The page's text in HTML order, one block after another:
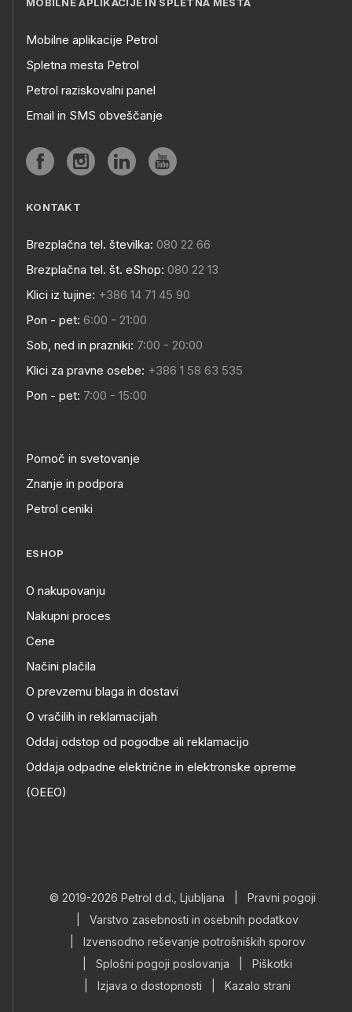
Mobilne aplikacije Petrol
Spletna mesta Petrol
Petrol raziskovalni panel
Email in SMS obveščanje
KONTAKT
Brezplačna tel. številka: 080 22 66
Brezplačna tel. št. eShop: 080 22 13
Klici iz tujine: +386 14 71 45 90
Pon - pet: 6:00 - 21:00
Sob, ned in prazniki: 7:00 - 20:00
Klici za pravne osebe: +386 1 58 63 535
Pon - pet: 7:00 - 15:00
Pomoč in svetovanje
Znanje in podpora
Petrol ceniki
ESHOP
O nakupovanju
Nakupni proces
Cene
Načini plačila
O prevzemu blaga in dostavi
O vračilih in reklamacijah
Oddaj odstop od pogodbe ali reklamacijo
Oddaja odpadne električne in elektronske opreme
(OEEO)
© 2019-2026 Petrol d.d., Ljubljana
Pravni pogoji
Varstvo zasebnosti in osebnih podatkov
Izvensodno reševanje potrošniških sporov
Splošni pogoji poslovanja
Piškotki
Izjava o dostopnosti Kazalo strani